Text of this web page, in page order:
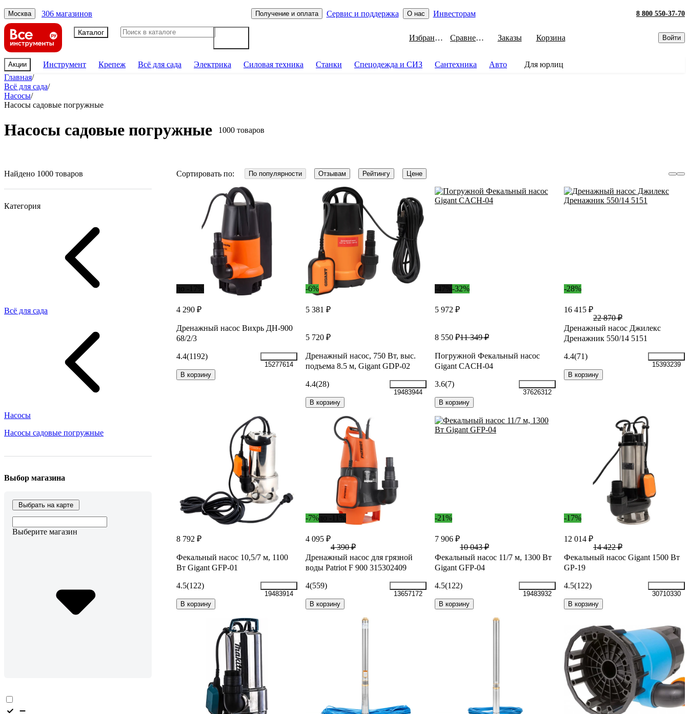
Москва 306 магазинов Получение и оплата Сервис и поддержка О нас Инвесторам 8 800 550-37-70
Каталог
Избранное Сравнение Заказы Корзина Войти
Акции Инструмент Крепеж Всё для сада Электрика Силовая техника Станки Спецодежда и СИЗ Сантехника Авто
Для юрлиц
Главная/
Всё для сада/
Насосы/
Насосы садовые погружные
Насосы садовые погружные 1000 товаров
Найдено 1000 товаров
Категория
Всё для сада
Насосы
Насосы садовые погружные
Выбор магазина
Выбрать на карте
Выберите магазин
Сортировать по: По популярности Отзывам Рейтингу Цене
4 290 ₽
Дренажный насос Вихрь ДН-900
68/2/3
4.4(1192)
15277614
В корзину
-6%
5 381 ₽
5 720 ₽
Дренажный насос, 750 Вт, выс.
подъема 8.5 м, Gigant GDP-02
4.4(28)
19483944
В корзину
-32%
5 972 ₽
8 550 ₽11 349 ₽
Погружной Фекальный насос
Gigant CACH-04
3.6(7)
37626312
В корзину
-28%
16 415 ₽
22 870 ₽
Дренажный насос Джилекс
Дренажник 550/14 5151
4.4(71)
15393239
В корзину
8 792 ₽
Фекальный насос 10,5/7 м, 1100
Вт Gigant GFP-01
4.5(122)
19483914
В корзину
-7%
4 095 ₽
4 390 ₽
Дренажный насос для грязной
воды Patriot F 900 315302409
4(559)
13657172
В корзину
-21%
7 906 ₽
10 043 ₽
Фекальный насос 11/7 м, 1300 Вт
Gigant GFP-04
4.5(122)
19483932
В корзину
-17%
12 014 ₽
14 422 ₽
Фекальный насос Gigant 1500 Вт
GP-19
4.5(122)
30710330
В корзину